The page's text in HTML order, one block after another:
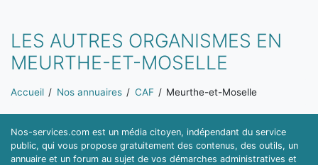
LES AUTRES ORGANISMES EN
MEURTHE-ET-MOSELLE
Vous êtes ici:
Accueil Nos annuaires CAF Meurthe-et-Moselle
Nos-services.com est un média citoyen, indépendant du service
public, qui vous propose gratuitement des contenus, des outils, un
annuaire et un forum au sujet de vos démarches administratives et